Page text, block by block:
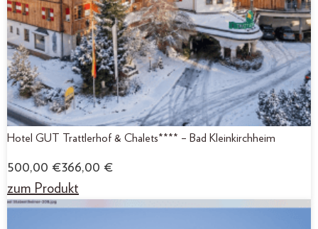
Hotel GUT Trattlerhof & Chalets**** – Bad Kleinkirchheim
500,00 €366,00 €
zum Produkt